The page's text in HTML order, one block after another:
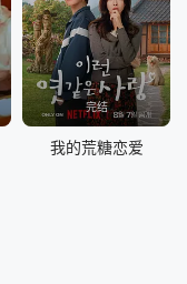
完结
我的荒糖恋爱